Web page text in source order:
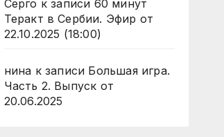
Серго к записи 60 минут
Теракт в Сербии. Эфир от
22.10.2025 (18:00)
нина к записи Большая игра.
Часть 2. Выпуск от
20.06.2025